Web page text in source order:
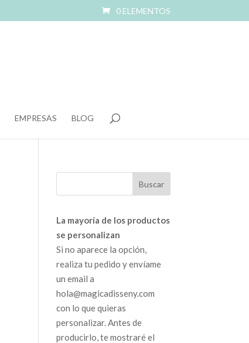
0 ELEMENTOS
EMPRESAS BLOG
La mayoría de los productos
se personalizan
Si no aparece la opción,
realiza tu pedido y envíame
un email a
hola@magicadisseny.com
con lo que quieras
personalizar. Antes de
producirlo, te mostraré el